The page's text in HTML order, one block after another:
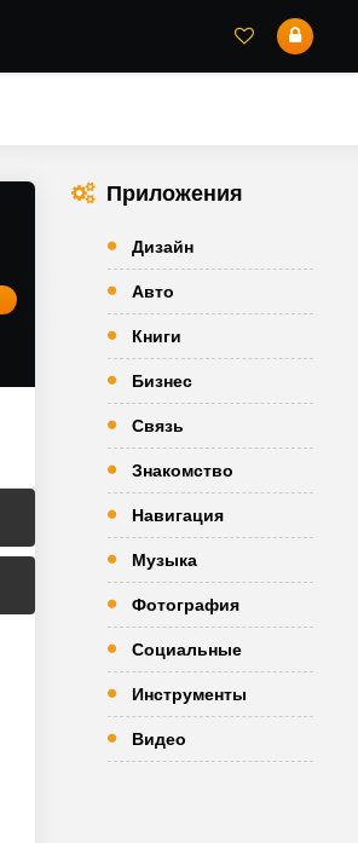
Приложения
Дизайн
Авто
Книги
Бизнес
Связь
Знакомство
Навигация
Музыка
Фотография
Социальные
Инструменты
Видео